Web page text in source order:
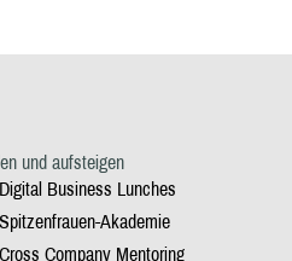
und aufsteigen
Digital Business Lunches
Spitzenfrauen-Akademie
Cross Company Mentoring